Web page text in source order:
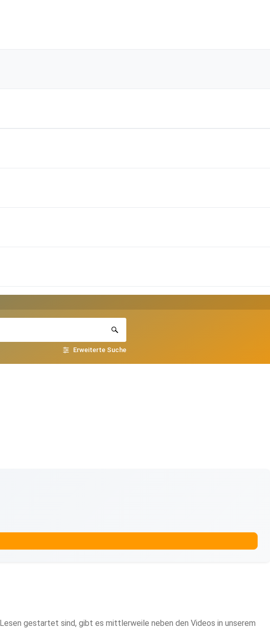
Erweiterte Suche
gestartet sind, gibt es mittlerweile neben den Videos in unserem